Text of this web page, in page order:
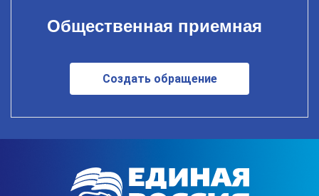
Общественная приемная
Создать обращение